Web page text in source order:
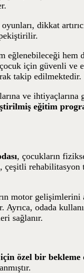
oyunları, dikkat
eğlenebileceği
için güvenli ve
takip edilmektedir.
ve
eğitim
, çocukların
çeşitli
motor gelişimlerini
Ayrıca, odada
sağlanır.
özel bir bekleme